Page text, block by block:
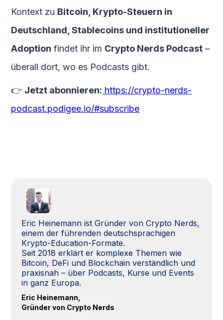
Kontext zu Bitcoin, Krypto-Steuern in
Deutschland, Stablecoins und institutioneller
Adoption findet ihr im Crypto Nerds Podcast –
überall dort, wo es Podcasts gibt.
👉 Jetzt abonnieren: https://crypto-nerds-
podcast.podigee.io/#subscribe
Eric Heinemann ist Gründer von Crypto Nerds,
einem der führenden deutschsprachigen
Krypto-Education-Formate.
Seit 2018 erklärt er komplexe Themen wie
Bitcoin, DeFi und Blockchain verständlich und
praxisnah – über Podcasts, Kurse und Events
in ganz Europa.
Eric Heinemann,
Gründer von Crypto Nerds